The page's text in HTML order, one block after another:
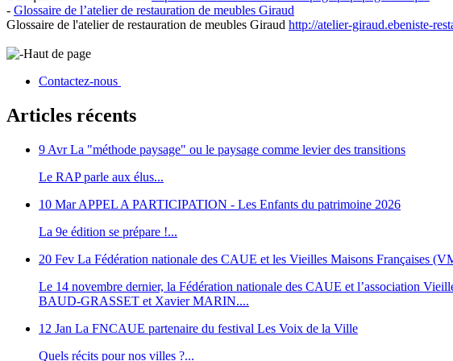
- Glossaire de l’atelier de restauration de meubles Giraud
Glossaire de l'atelier de restauration de meubles Giraud http://atelier-giraud.ebeniste-
Haut de page
Contactez-nous
Articles récents
9 Avr La "méthode paysage" ou le paysage comme levier des transitions
Le RAP parle aux élus...
10 Mar APPEL A PARTICIPATION - Les Enfants du patrimoine 2026
La 9e édition se prépare !...
20 Fev La Fédération nationale des CAUE et les Vieilles Maisons Françaises
Le 14 novembre dernier, la Fédération nationale des CAUE et l’association
BAUD-GRASSET et Xavier MARIN....
12 Jan La FNCAUE partenaire du festival Les Voix de la Ville
Quels récits pour nos villes ?...